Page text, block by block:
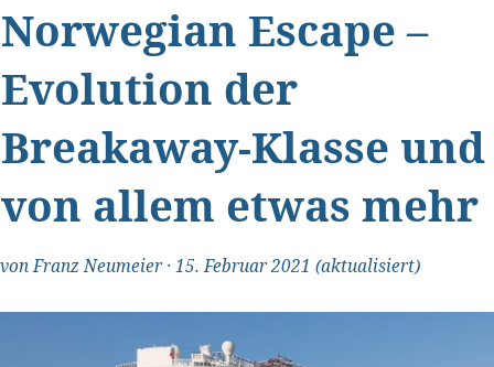
Norwegian Escape –
Evolution der
Breakaway-Klasse und
von allem etwas mehr
vonFranz Neumeier·15. Februar 2021 (aktualisiert)